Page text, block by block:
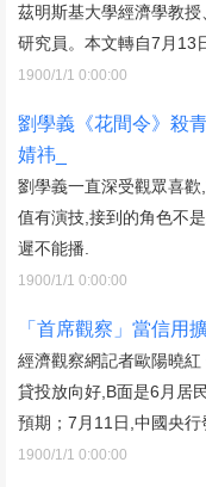
茲明斯基大學經濟學教
研究員。本文轉自7月13
1900/1/1 0:00:00
劉學義《花間令》殺
婧祎_
劉學義一直深受觀眾喜
值有演技,接到的角色不
遲不能播.
1900/1/1 0:00:00
「首席觀察」當信用
經濟觀察網記者歐陽曉
貸投放向好,B面是6月居
預期；7月11日,中國央行
1900/1/1 0:00:00